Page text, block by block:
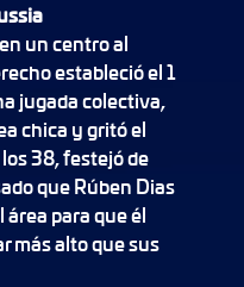
un centro al
estableció el 1
jugada colectiva,
chica y gritó el
38, festejó de
que Rúben Dias
para que él
más alto que sus